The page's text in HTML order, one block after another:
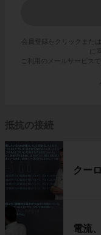
会員登録をクリックまた
に
ご利用のメールサービス
抵抗の接続
クー
電流